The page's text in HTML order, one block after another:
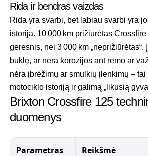
Rida ir bendras vaizdas
Rida yra svarbi, bet labiau svarbi yra
istorija. 10 000 km prižiūrėtas
geresnis, nei 3 000 km „neprižiūrėtas“.
būklę, ar nėra korozijos ant rėmo ar
nėra įbrėžimų ar smulkių įlenkimų – tai
motociklo istoriją ir galimą „likusią
Brixton Crossfire 125
duomenys
Parametras Reikšmė